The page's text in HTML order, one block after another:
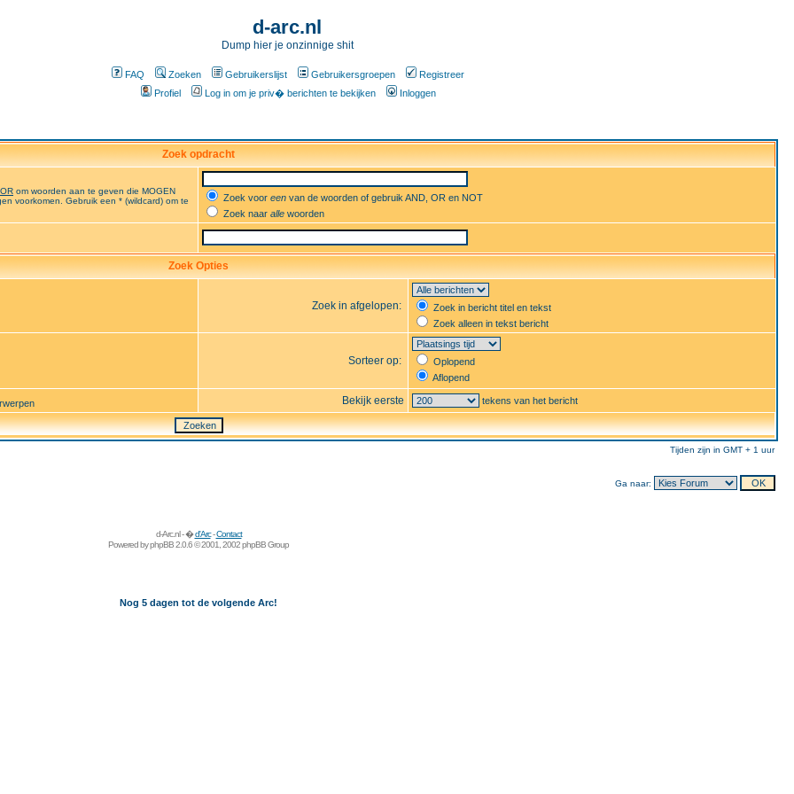
d-arc.nl
Dump hier je onzinnige shit
FAQ Zoeken Gebruikerslijst Gebruikersgroepen
Registreer
Profiel
Log in om je priv� berichten te bekijken Inloggen
Zoek opdracht
OR om woorden aan te geven die MOGEN
voorkomen. Gebruik een * (wildcard) om te
Zoek voor een van de woorden of gebruik AND, OR en NOT
Zoek naar alle woorden
Zoek Opties
Zoek in afgelopen:
Zoek in bericht titel en tekst
Zoek alleen in tekst bericht
Sorteer op:
Oplopend
Aflopend
Bekijk eerste tekens van het bericht
Tijden zijn in GMT + 1 uur
Ga naar:
d-Arc.nl - �d'Arc-Contact
Powered byphpBB2.0.6 © 2001, 2002 phpBB Group
Nog 5 dagen tot de volgende Arc!